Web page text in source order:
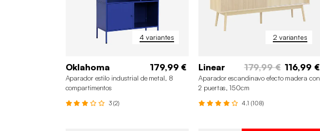
4 variantes
Oklahoma 179,99 €
Aparador estilo industrial de metal, 8
compartimentos
3 (2)
2 variantes
Linear 179,99 € 116,99 €
Aparador escandinavo efecto madera con
2 puertas, 150cm
4.1 (108)